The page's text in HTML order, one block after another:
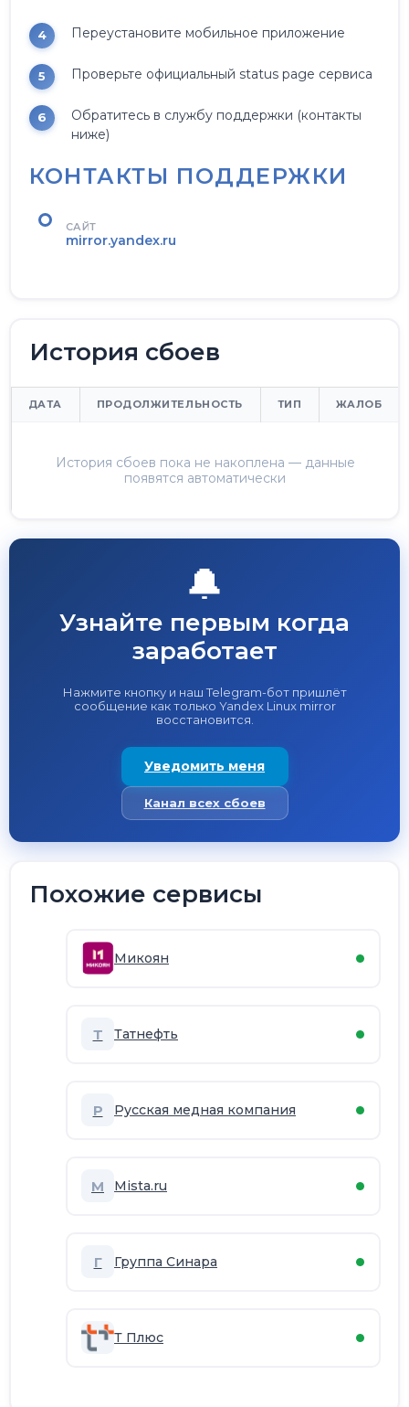
Переустановите мобильное приложение
Проверьте официальный status page сервиса
Обратитесь в службу поддержки (контакты
ниже)
КОНТАКТЫ ПОДДЕРЖКИ
САЙТ
mirror.yandex.ru
История сбоев
ДАТА ПРОДОЛЖИТЕЛЬНОСТЬ ТИП ЖАЛОБ
История сбоев пока не накоплена — данные
появятся автоматически
🔔
Узнайте первым когда
заработает
Нажмите кнопку и наш Telegram-бот пришлёт
сообщение как только Yandex Linux mirror
восстановится.
Уведомить меня
Канал всех сбоев
Похожие сервисы
Микоян
Т Татнефть
Р Русская медная компания
M Mista.ru
Г Группа Синара
Т Плюс